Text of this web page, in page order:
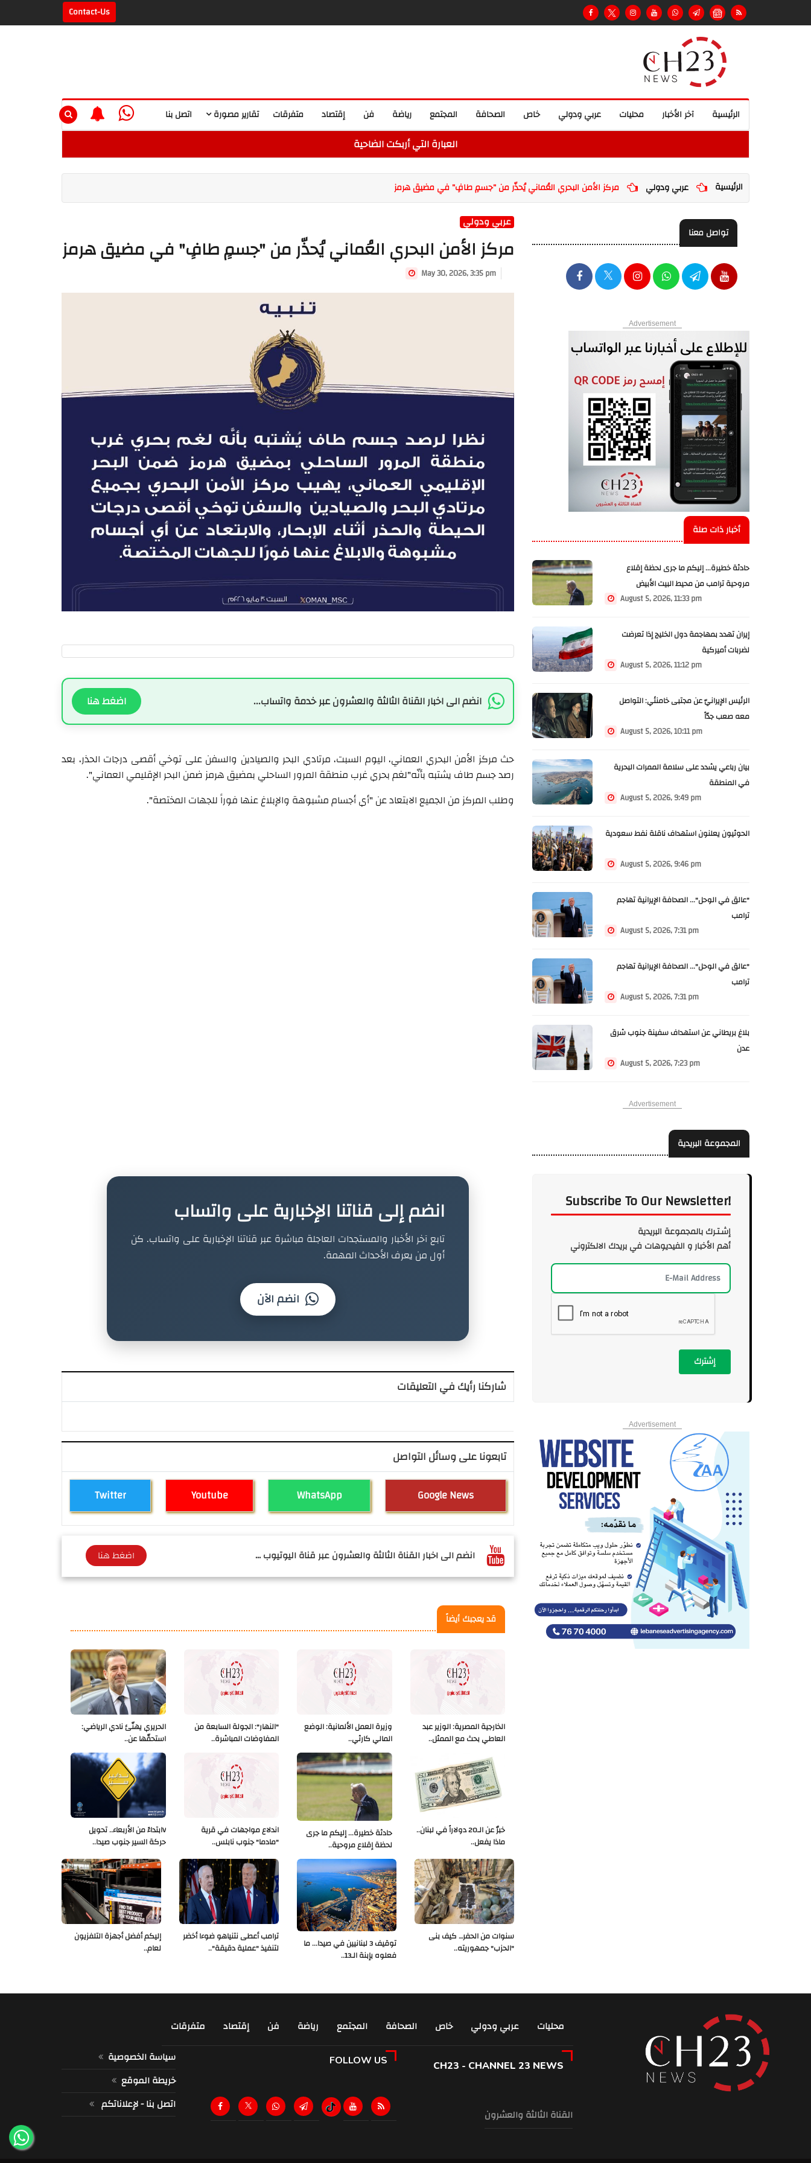
Contact-Us
اتصل بنا تقارير مصورة متفرقات إقتصاد فن رياضة المجتمع الصحافة خاص عربي ودولي محليات آخر الأخبار الرئيسية
العبارة التي أربكت الضاحية
الرئيسية عربي ودولي مركز الأمن البحري العُماني يُحذّر من "جسمٍ طافٍ" في مضيق هرمز
عربي ودولي
مركز الأمن البحري العُماني يُحذّر من "جسمٍ طافٍ" في مضيق هرمز
May 30, 2026, 3:35 pm
انضم الى اخبار القناة الثالثة والعشرون عبر خدمة واتساب... اضغط هنا
حث مركز الأمن البحري العماني، اليوم السبت، مرتادي البحر والصيادين والسفن على توخي أقصى درجات الحذر، بعد
رصد جسم طاف يشتبه بأنّه"لغم بحري غرب منطقة المرور الساحلي بمضيق هرمز ضمن البحر الإقليمي العماني".
وطلب المركز من الجميع الابتعاد عن "أي أجسام مشبوهة والإبلاغ عنها فوراً للجهات المختصة".
انضم إلى قناتنا الإخبارية على واتساب
تابع آخر الأخبار والمستجدات العاجلة مباشرة عبر قناتنا الإخبارية على واتساب. كن
أول من يعرف الأحداث المهمة.
انضم الآن
شاركنا رأيك في التعليقات
تابعونا على وسائل التواصل
Twitter Youtube WhatsApp Google News
انضم الى اخبار القناة الثالثة والعشرون عبر قناة اليوتيوب ... اضغط هنا
قد يعجبك أيضاً
الحريري يهنّئ نادي الرياضي:
استحقّها عن..
"النهار": الجولة السابعة من
المفاوضات المباشرة..
وزيرة العمل الألمانية: الوضع
المالي كارثي..
الخارجية المصرية: الوزير عبد
العاطي بحث مع الممثل..
Vابتداءً من الأربعاء.. تحويل
حركة السير جنوب صيدا..
اندلاع مواجهات في قرية
"مادما" جنوب نابلس..
حادثة خطيرة... إليكم ما جرى
لحظة إقلاع مروحية..
خبرٌ عن الـ20 دولاراً في لبنان..
ماذا يفعل..
إليكم أفضل أجهزة التلفزيون
لعام..
ترامب أعطى نتنياهو ضوءا أخضر
لتنفيذ "عملية دقيقة"..
توقيف 3 لبنانيين في صيدا... ما
فعلوه بإبنة الـ13..
سنوات من الحفر… كيف بنى
"الحزب" جمهوريته..
تواصل معنا
Advertisement
أخبار ذات صلة
حادثة خطيرة... إليكم ما جرى لحظة إقلاع
مروحية ترامب من محيط البيت الأبيض
August 5, 2026, 11:33 pm
إيران تهدد بمهاجمة دول الخليج إذا تعرضت
لضربات أميركية
August 5, 2026, 11:12 pm
الرئيس الإيرانيّ عن مجتبى خامنئي: التواصل
معه صعب جدّاً
August 5, 2026, 10:11 pm
بيان رباعي يشدد على سلامة الممرات البحرية
في المنطقة
August 5, 2026, 9:49 pm
الحوثيون يعلنون استهداف ناقلة نفط سعودية
August 5, 2026, 9:46 pm
"عالق في الوحل"... الصحافة الإيرانية تهاجم
ترامب
August 5, 2026, 7:31 pm
"عالق في الوحل"... الصحافة الإيرانية تهاجم
ترامب
August 5, 2026, 7:31 pm
بلاغ بريطاني عن استهداف سفينة جنوب شرق
عدن
August 5, 2026, 7:23 pm
Advertisement
المجموعة البريدية
Subscribe To Our Newsletter!
إشـتـرك بالمجموعة البريدية
أهم الأخبار و الفيديوهات في بريدك الالكتروني
إشترك
Advertisement
متفرقات إقتصاد فن رياضة المجتمع الصحافة خاص عربي ودولي
محليات
سياسة الخصوصية
خريطة الموقع
اتصل بنا - لإعلاناتكم
FOLLOW US CH23 - CHANNEL 23 NEWS
القناة الثالثة والعشرون